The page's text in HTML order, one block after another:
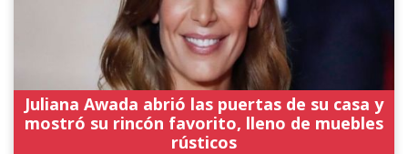
Juliana Awada abrió las puertas de su casa y
mostró su rincón favorito, lleno de muebles
rústicos